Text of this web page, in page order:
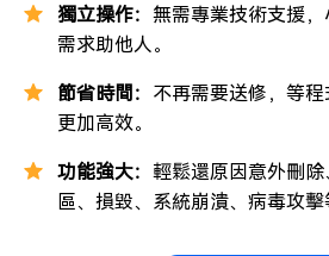
獨立操作： 無需專業技術支援
需求助他人。
節省時間： 不再需要送修，等程
更加高效。
功能強大： 輕鬆還原因意外刪
區、損毀、系統崩潰、病毒攻擊